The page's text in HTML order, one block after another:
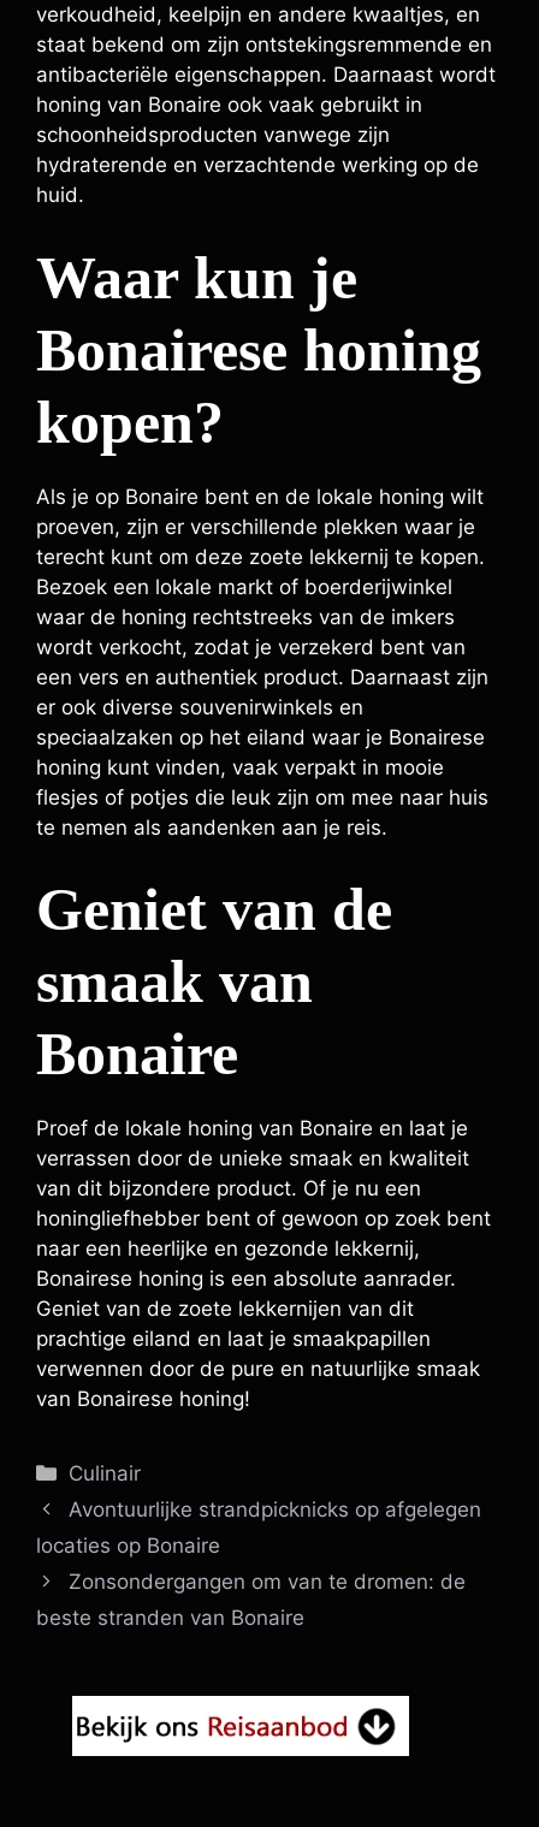
verkoudheid, keelpijn en andere kwaaltjes, en
staat bekend om zijn ontstekingsremmende en
antibacteriële eigenschappen. Daarnaast wordt
honing van Bonaire ook vaak gebruikt in
schoonheidsproducten vanwege zijn
hydraterende en verzachtende werking op de
huid.
Waar kun je
Bonairese honing
kopen?
Als je op Bonaire bent en de lokale honing wilt
proeven, zijn er verschillende plekken waar je
terecht kunt om deze zoete lekkernij te kopen.
Bezoek een lokale markt of boerderijwinkel
waar de honing rechtstreeks van de imkers
wordt verkocht, zodat je verzekerd bent van
een vers en authentiek product. Daarnaast zijn
er ook diverse souvenirwinkels en
speciaalzaken op het eiland waar je Bonairese
honing kunt vinden, vaak verpakt in mooie
flesjes of potjes die leuk zijn om mee naar huis
te nemen als aandenken aan je reis.
Geniet van de
smaak van
Bonaire
Proef de lokale honing van Bonaire en laat je
verrassen door de unieke smaak en kwaliteit
van dit bijzondere product. Of je nu een
honingliefhebber bent of gewoon op zoek bent
naar een heerlijke en gezonde lekkernij,
Bonairese honing is een absolute aanrader.
Geniet van de zoete lekkernijen van dit
prachtige eiland en laat je smaakpapillen
verwennen door de pure en natuurlijke smaak
van Bonairese honing!
Categorieën
Culinair
Avontuurlijke strandpicknicks op afgelegen
locaties op Bonaire
Zonsondergangen om van te dromen: de
beste stranden van Bonaire